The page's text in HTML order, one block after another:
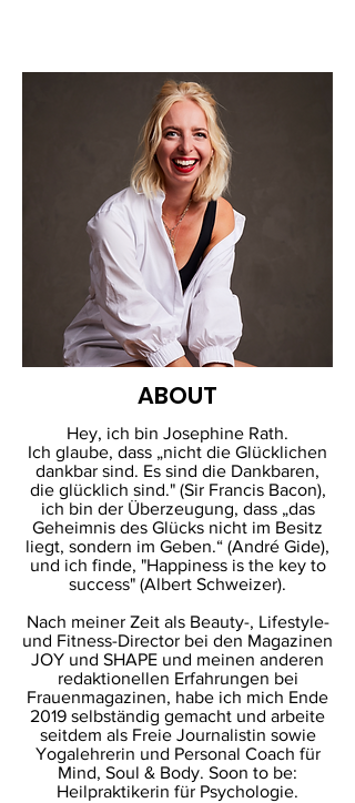
ABOUT
Hey, ich bin Josephine Rath.
Ich glaube, dass „nicht die Glücklichen
dankbar sind. Es sind die Dankbaren,
die glücklich sind." (Sir Francis Bacon),
ich bin der Überzeugung, dass „das
Geheimnis des Glücks nicht im Besitz
liegt, sondern im Geben.“ (André Gide),
und ich finde, "Happiness is the key to
success" (Albert Schweizer).
Nach meiner Zeit als Beauty-, Lifestyle-
und Fitness-Director bei den Magazinen
JOY und SHAPE und meinen anderen
redaktionellen Erfahrungen bei
Frauenmagazinen, habe ich mich Ende
2019 selbständig gemacht und arbeite
seitdem als Freie Journalistin sowie
Yogalehrerin und Personal Coach für
Mind, Soul & Body. Soon to be:
Heilpraktikerin für Psychologie.